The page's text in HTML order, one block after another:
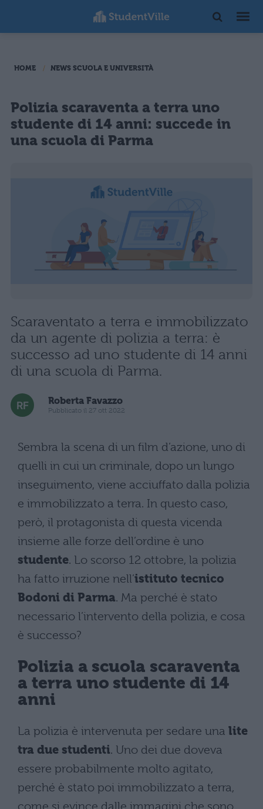
HOME NEWS SCUOLA E UNIVERSITÀ
Polizia scaraventa a terra uno
studente di 14 anni: succede in
una scuola di Parma
Scaraventato a terra e immobilizzato
da un agente di polizia a terra: è
successo ad uno studente di 14 anni
di una scuola di Parma.
Roberta Favazzo
Pubblicato il 27 ott 2022
Sembra la scena di un film d’azione, uno di
quelli in cui un criminale, dopo un lungo
inseguimento, viene acciuffato dalla polizia
e immobilizzato a terra. In questo caso,
però, il protagonista di questa vicenda
insieme alle forze dell’ordine è uno
studente. Lo scorso 12 ottobre, la polizia
ha fatto irruzione nell’istituto tecnico
Bodoni di Parma. Ma perché è stato
necessario l’intervento della polizia, e cosa
è successo?
Polizia a scuola scaraventa
a terra uno studente di 14
anni
La polizia è intervenuta per sedare una lite
tra due studenti. Uno dei due doveva
essere probabilmente molto agitato,
perché è stato poi immobilizzato a terra,
come si evince dalle immagini che sono